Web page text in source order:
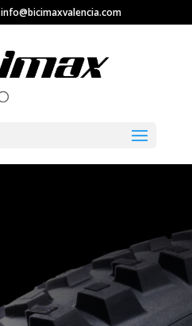
info@bicimaxvalencia.com